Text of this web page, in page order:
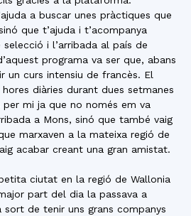
a buscar unes pràctiques que
que t’ajuda i t’acompanya
i l’arribada al país de
programa va ser que, abans
un curs intensiu de francès. El
diàries durant dues setmanes
mi ja que no només em va
a Mons, sinó que també vaig
marxaven a la mateixa regió de
acabar creant una gran amistat.
ciutat en la regió de Wallonia
part del dia la passava a
sort de tenir uns grans companys